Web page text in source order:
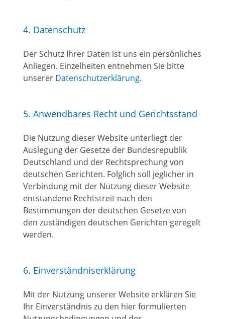
4. Datenschutz
Der Schutz Ihrer Daten ist uns ein persönliches
Anliegen. Einzelheiten entnehmen Sie bitte
unserer Datenschutzerklärung.
5. Anwendbares Recht und Gerichtsstand
Die Nutzung dieser Website unterliegt der
Auslegung der Gesetze der Bundesrepublik
Deutschland und der Rechtsprechung von
deutschen Gerichten. Folglich soll jeglicher in
Verbindung mit der Nutzung dieser Website
entstandene Rechtstreit nach den
Bestimmungen der deutschen Gesetze von
den zuständigen deutschen Gerichten geregelt
werden.
6. Einverständniserklärung
Mit der Nutzung unserer Website erklären Sie
Ihr Einverständnis zu den hier formulierten